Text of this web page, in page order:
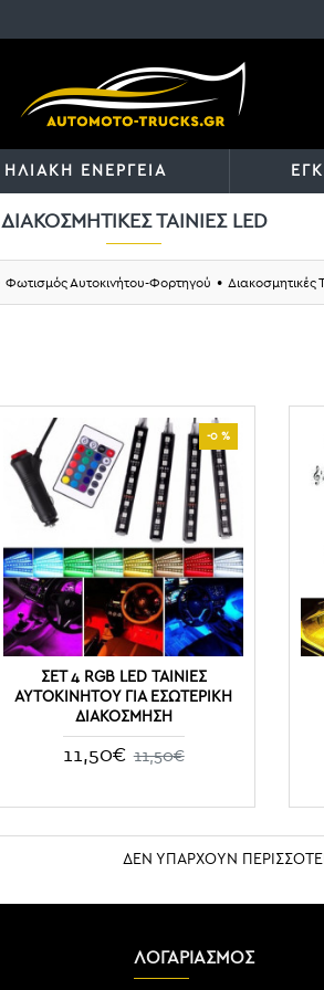
ΗΛΙΑΚΗ ΕΝΕΡΓΕΙΑ
Φωτισμός Αυτοκινήτου-Φορτηγού Διακοσμητικές
ΔΙΑΚΟΣΜΗΤΙΚΈΣ ΤΑΙΝΊΕΣ LED
-0 %
ΣΕΤ 4 RGB LED ΤΑΙΝΊΕΣ
ΑΥΤΟΚΙΝΉΤΟΥ ΓΙΑ ΕΣΩΤΕΡΙΚΉ
ΔΙΑΚΌΣΜΗΣΗ
11,50€ 11,50€
ΔΕΝ ΥΠΑΡΧΟΥΝ
ΛΟΓΑΡΙΑΣΜΟΣ